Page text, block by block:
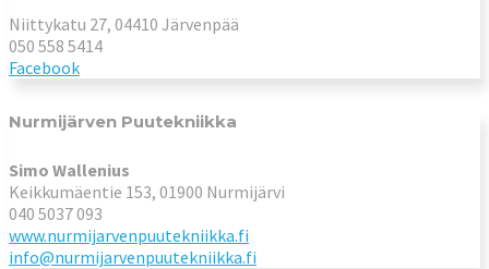
Niittykatu 27, 04410 Järvenpää
050 558 5414
Facebook
Nurmijärven Puutekniikka
Simo Wallenius
Keikkumäentie 153, 01900 Nurmijärvi
040 5037 093
www.nurmijarvenpuutekniikka.fi
info@nurmijarvenpuutekniikka.fi